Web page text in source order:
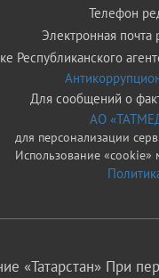
Телефон
Электронная почта
Республиканского
Для сообщений о
АО
для персонализации
Использование «cookie»
«Татарстан» При